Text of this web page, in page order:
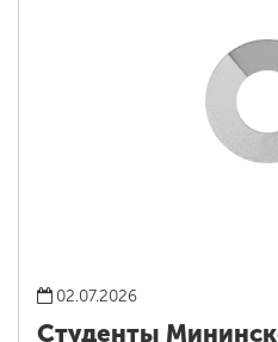
02.07.2026
Студенты